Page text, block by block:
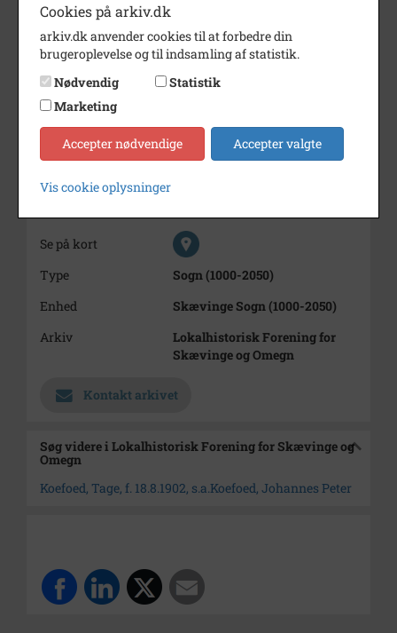
Type
Beskrivelse
Tage Koefoed
Periode
Dateringsnote
ca. 1905
Fotograf
Vilhelm Rieger,
Se på kort
Type
Sogn (1000-2050)
Enhed
Skævinge Sogn (1000-2050)
Arkiv
Lokalhistorisk Forening for
Skævinge og Omegn
Kontakt arkivet
Søg videre i Lokalhistorisk Forening for Skævinge og
Omegn
Koefoed, Tage, f. 18.8.1902, s.a.Koefoed, Johannes Peter
Cookies på arkiv.dk
arkiv.dk anvender cookies til at forbedre din
brugeroplevelse og til indsamling af statistik.
Nødvendig
Statistik
Marketing
Accepter nødvendige Accepter valgte
Vis cookie oplysninger